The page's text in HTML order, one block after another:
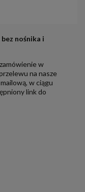
nośnika i
w
na nasze
w ciągu
link do